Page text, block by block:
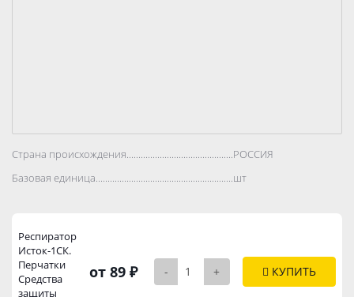
Страна происхождения..................................................................................
РОССИЯ
Базовая единица..................................................................................
шт
Респиратор
Исток-1СК.
Перчатки
Средства
защиты
от 89 ₽ - + КУПИТЬ